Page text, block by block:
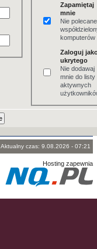
Zapamiętaj
mnie
Nie
komputerów
Zaloguj
ukrytego
Nie dodawaj
mnie do listy
aktywnych
Aktualny czas: 9.08.2026 - 07:21
Hosting zapewnia